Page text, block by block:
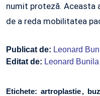
numit proteză. Aceasta
de a reda mobilitatea
Publicat de: Leonard
Editat de: Leonard Bunila
Etichete: artroplastie